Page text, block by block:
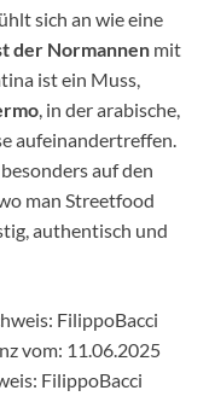
sich an wie eine
der Normannen mit
ist ein Muss,
, in der arabische,
aufeinandertreffen.
auf den
man Streetfood
authentisch und
FilippoBacci